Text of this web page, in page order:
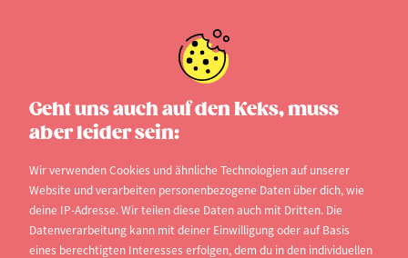
Geht uns auch auf den Keks, muss
aber leider sein:
Wir verwenden Cookies und ähnliche Technologien auf unserer
Website und verarbeiten personenbezogene Daten über dich, wie
deine IP-Adresse. Wir teilen diese Daten auch mit Dritten. Die
Datenverarbeitung kann mit deiner Einwilligung oder auf Basis
eines berechtigten Interesses erfolgen, dem du in den individuellen
Studienplatz-
Tauschangebot eintragen
Dein Tauschangebot geht erst online, wenn
du den Freischalt-Link aus der Bestätigungs-